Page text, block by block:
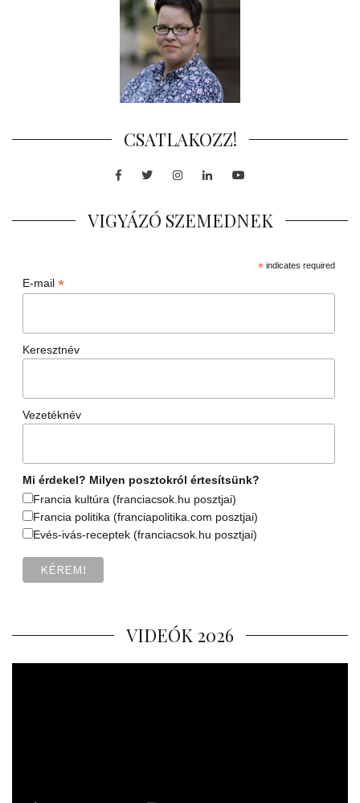
CSATLAKOZZ!
Facebook
TwitterInstagram
LinkedInYoutube
VIGYÁZÓ SZEMEDNEK
*indicates required
E-mail *
Keresztnév
Vezetéknév
Mi érdekel? Milyen posztokról értesítsünk?
Francia kultúra (franciacsok.hu posztjai)
Francia politika (franciapolitika.com posztjai)
Evés-ivás-receptek (franciacsok.hu posztjai)
VIDEÓK 2026